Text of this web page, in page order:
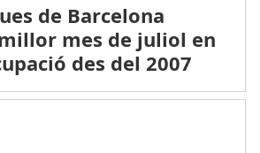
de Barcelona
mes de juliol en
des del 2007